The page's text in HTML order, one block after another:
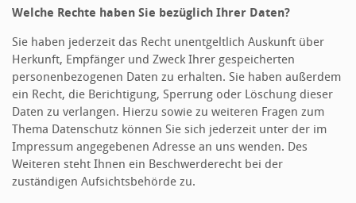
Welche Rechte haben Sie bezüglich Ihrer Daten?
Sie haben jederzeit das Recht unentgeltlich Auskunft über
Herkunft, Empfänger und Zweck Ihrer gespeicherten
personenbezogenen Daten zu erhalten. Sie haben außerdem
ein Recht, die Berichtigung, Sperrung oder Löschung dieser
Daten zu verlangen. Hierzu sowie zu weiteren Fragen zum
Thema Datenschutz können Sie sich jederzeit unter der im
Impressum angegebenen Adresse an uns wenden. Des
Weiteren steht Ihnen ein Beschwerderecht bei der
zuständigen Aufsichtsbehörde zu.